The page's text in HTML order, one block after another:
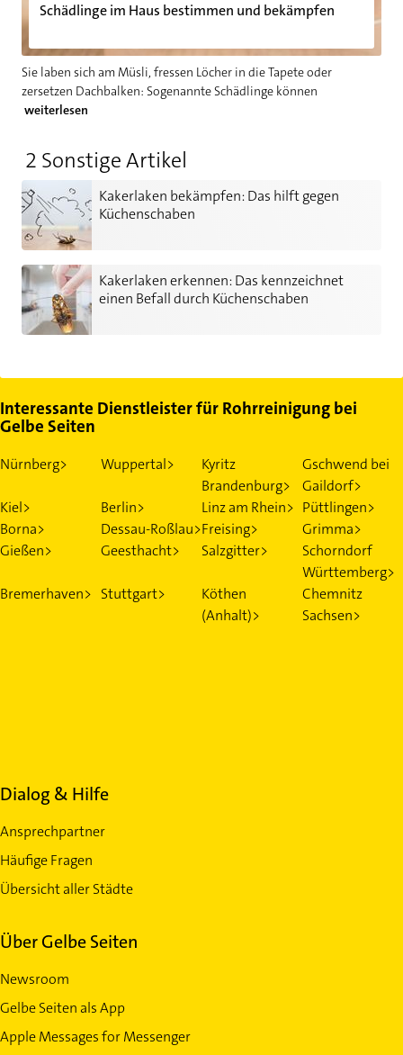
Schädlinge im Haus bestimmen und bekämpfen
Sie laben sich am Müsli, fressen Löcher in die Tapete oder
zersetzen Dachbalken: Sogenannte Schädlinge können
weiterlesen
2 Sonstige Artikel
Kakerlaken bekämpfen: Das hilft gegen
Küchenschaben
Kakerlaken bekämpfen: Das hilft gegen Küchenschaben
Kakerlaken erkennen: Das kennzeichnet
einen Befall durch Küchenschaben
Kakerlaken erkennen: Das kennzeichnet einen Befall durch
Interessante Dienstleister für Rohrreinigung bei
Gelbe Seiten
Nürnberg> Wuppertal>
Kyritz
Brandenburg>
Gschwend bei
Gaildorf>
Kiel>
Berlin> Linz am Rhein> Püttlingen>
Borna>
Dessau-Roßlau>Freising>
Grimma>
Gießen>
Geesthacht> Salzgitter>
Schorndorf
Württemberg>
Bremerhaven> Stuttgart>
Köthen
(Anhalt)>
Chemnitz
Sachsen>
Dialog & Hilfe
Ansprechpartner
Häufige Fragen
Übersicht aller Städte
Über Gelbe Seiten
Newsroom
Gelbe Seiten als App
Apple Messages for Messenger